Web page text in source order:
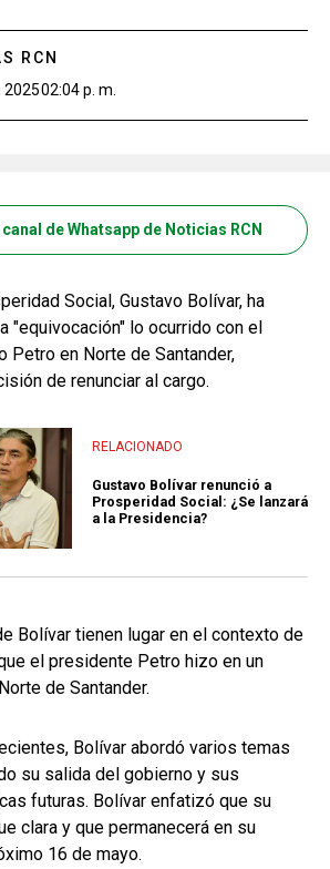
RCN
202502:04 p. m.
de Whatsapp de Noticias RCN
Social, Gustavo Bolívar, ha
"equivocación" lo ocurrido con el
Petro en Norte de Santander,
de renunciar al cargo.
RELACIONADO
Gustavo Bolívar renunció a
Prosperidad Social: ¿Se lanzará
a la Presidencia?
Bolívar tienen lugar en el contexto de
el presidente Petro hizo en un
de Santander.
Bolívar abordó varios temas
su salida del gobierno y sus
futuras. Bolívar enfatizó que su
clara y que permanecerá en su
16 de mayo.